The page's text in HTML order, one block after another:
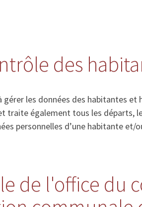
des
les données des habitantes
traite également tous les départs,
personnelles d’une habitante et/
de l'office du